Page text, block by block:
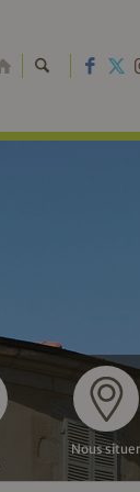
RETOUR
Nous situer